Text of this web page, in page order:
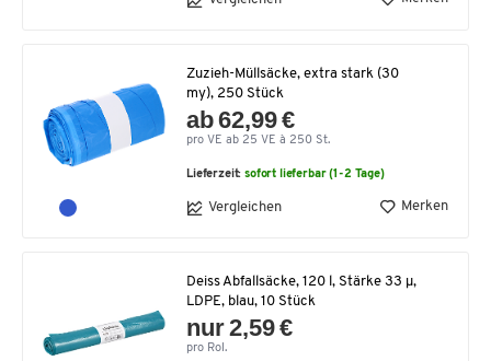
Zuzieh-Müllsäcke, extra stark (30
my), 250 Stück
ab 62,99 €
pro VE ab 25 VE à 250 St.
Lieferzeit:sofort lieferbar (1-2 Tage)
Vergleichen Merken
Deiss Abfallsäcke, 120 l, Stärke 33 μ,
LDPE, blau, 10 Stück
nur 2,59 €
pro Rol.